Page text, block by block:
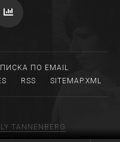
ПО EMAIL
RSS SITEMAP.XML
TANNENBERG
TO WORDPRESS